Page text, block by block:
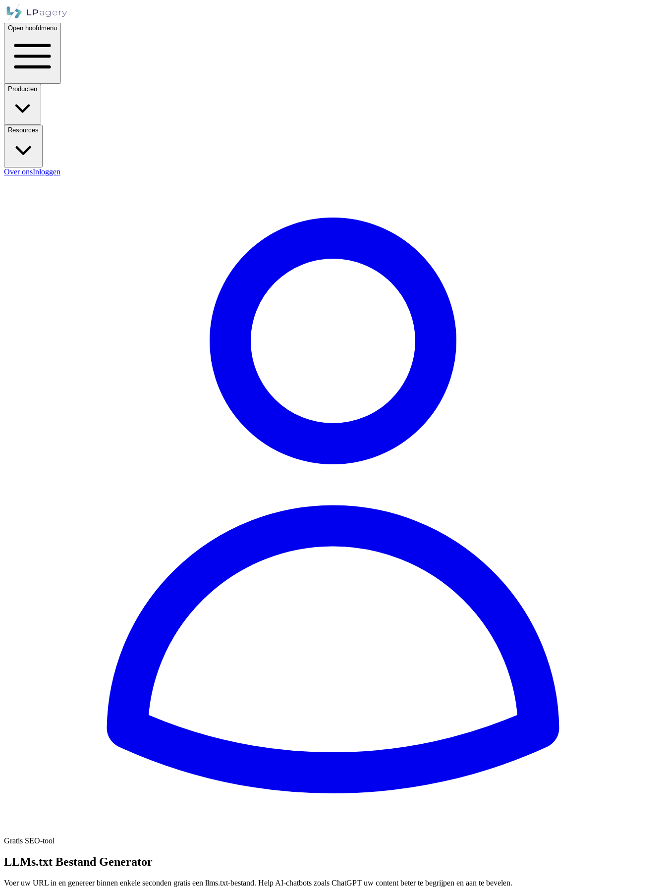
Open hoofdmenu
Producten
Resources
Over onsInloggen
Gratis SEO-tool
LLMs.txt Bestand Generator
Voer uw URL in en genereer binnen enkele seconden gratis een llms.txt-bestand. Help AI-chatbots zoals ChatGPT uw content beter te begrijpen en aan te bevelen.